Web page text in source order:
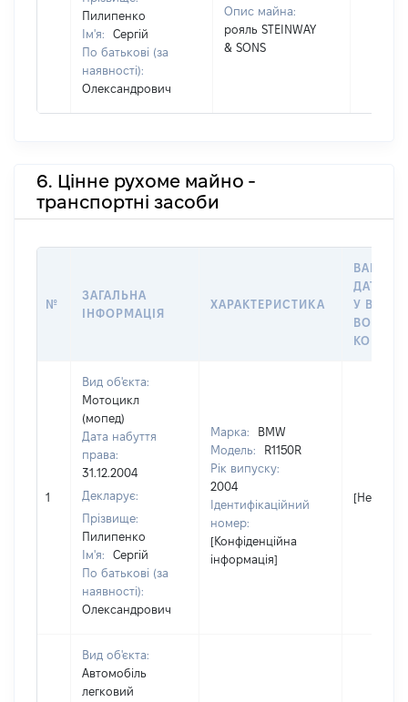
Пилипенко
Ім'я:
Сергій
По батькові (за
наявності):
Олександрович
Опис майна:
рояль STEINWAY
& SONS
6. Цінне рухоме майно -
транспортні засоби
№
ЗАГАЛЬНА
ІНФОРМАЦІЯ
ХАРАКТЕРИСТИКА
ДАТУ
У
1
Вид об'єкта:
Мотоцикл
(мопед)
Дата набуття
права:
31.12.2004
Декларує:
Прізвище:
Пилипенко
Ім'я:
Сергій
По батькові (за
наявності):
Олександрович
Марка:
BMW
Модель:
R1150R
Рік випуску:
2004
Ідентифікаційний
номер:
[Конфіденційна
інформація]
[Не
Вид об'єкта:
Автомобіль
легковий